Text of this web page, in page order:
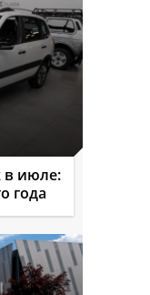
в июле:
года